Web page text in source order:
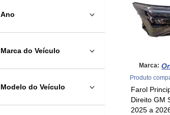
Marca do Veículo
Ano
Modelo do Veículo
Marca:
Produto
Farol
Direito GM
2025 a